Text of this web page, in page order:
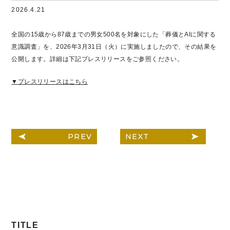
2026.4.21
全国の15歳から87歳までの男女500名を対象にした「葬儀とAIに関する
意識調査」を、2026年3月31日（火）に実施しましたので、その結果を
公開します。詳細は下記プレスリリースをご参照ください。
▼プレスリリースはこちら
PREV NEXT
TITLE